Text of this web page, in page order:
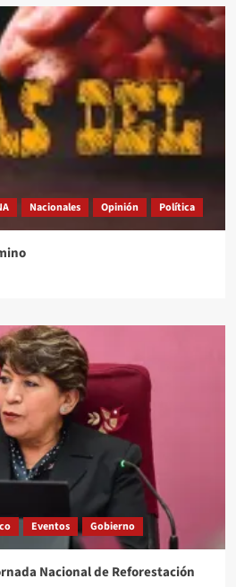
Nacionales Opinión Política
Eventos Gobierno
Nacional de Reforestación